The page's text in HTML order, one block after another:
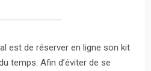
est de réserver en ligne son kit
temps. Afin d’éviter de se